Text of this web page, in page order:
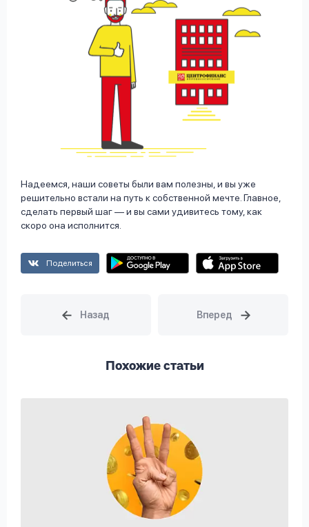
Надеемся, наши советы были вам полезны, и вы уже
решительно встали на путь к собственной мечте. Главное,
сделать первый шаг — и вы сами удивитесь тому, как
скоро она исполнится.
Поделиться
Похожие статьи